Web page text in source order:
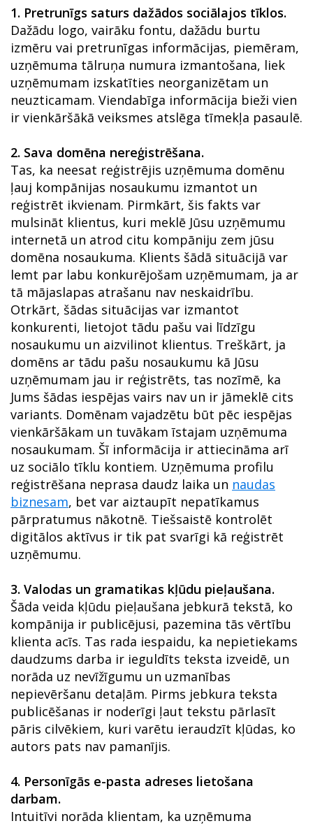
1. Pretrunīgs saturs dažādos sociālajos tīklos.
Dažādu logo, vairāku fontu, dažādu burtu
izmēru vai pretrunīgas informācijas, piemēram,
uzņēmuma tālruņa numura izmantošana, liek
uzņēmumam izskatīties neorganizētam un
neuzticamam. Viendabīga informācija bieži vien
ir vienkāršākā veiksmes atslēga tīmekļa pasaulē.
2. Sava domēna nereģistrēšana.
Tas, ka neesat reģistrējis uzņēmuma domēnu
ļauj kompānijas nosaukumu izmantot un
reģistrēt ikvienam. Pirmkārt, šis fakts var
mulsināt klientus, kuri meklē Jūsu uzņēmumu
internetā un atrod citu kompāniju zem jūsu
domēna nosaukuma. Klients šādā situācijā var
lemt par labu konkurējošam uzņēmumam, ja ar
tā mājaslapas atrašanu nav neskaidrību.
Otrkārt, šādas situācijas var izmantot
konkurenti, lietojot tādu pašu vai līdzīgu
nosaukumu un aizvilinot klientus. Treškārt, ja
domēns ar tādu pašu nosaukumu kā Jūsu
uzņēmumam jau ir reģistrēts, tas nozīmē, ka
Jums šādas iespējas vairs nav un ir jāmeklē cits
variants. Domēnam vajadzētu būt pēc iespējas
vienkāršākam un tuvākam īstajam uzņēmuma
nosaukumam. Šī informācija ir attiecināma arī
uz sociālo tīklu kontiem. Uzņēmuma profilu
reģistrēšana neprasa daudz laika un naudas
biznesam, bet var aiztaupīt nepatīkamus
pārpratumus nākotnē. Tiešsaistē kontrolēt
digitālos aktīvus ir tik pat svarīgi kā reģistrēt
uzņēmumu.
3. Valodas un gramatikas kļūdu pieļaušana.
Šāda veida kļūdu pieļaušana jebkurā tekstā, ko
kompānija ir publicējusi, pazemina tās vērtību
klienta acīs. Tas rada iespaidu, ka nepietiekams
daudzums darba ir ieguldīts teksta izveidē, un
norāda uz nevīžīgumu un uzmanības
nepievēršanu detaļām. Pirms jebkura teksta
publicēšanas ir noderīgi ļaut tekstu pārlasīt
pāris cilvēkiem, kuri varētu ieraudzīt kļūdas, ko
autors pats nav pamanījis.
4. Personīgās e-pasta adreses lietošana
darbam.
Intuitīvi norāda klientam, ka uzņēmuma